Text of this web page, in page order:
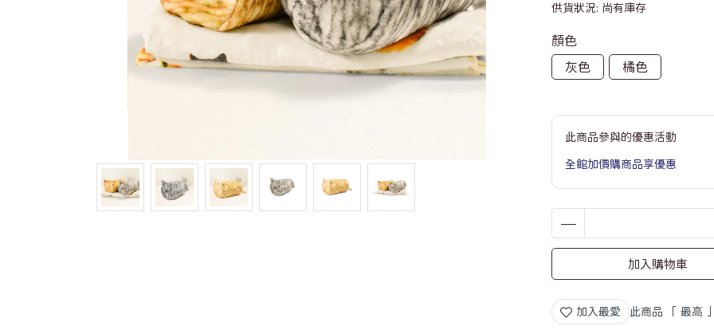
供貨狀況: 尚有庫存
顏色
灰色
橘色
此商品參與的優惠活動
全館加價購商品享優惠
加入購物車
加入最愛 此商品 「 最高